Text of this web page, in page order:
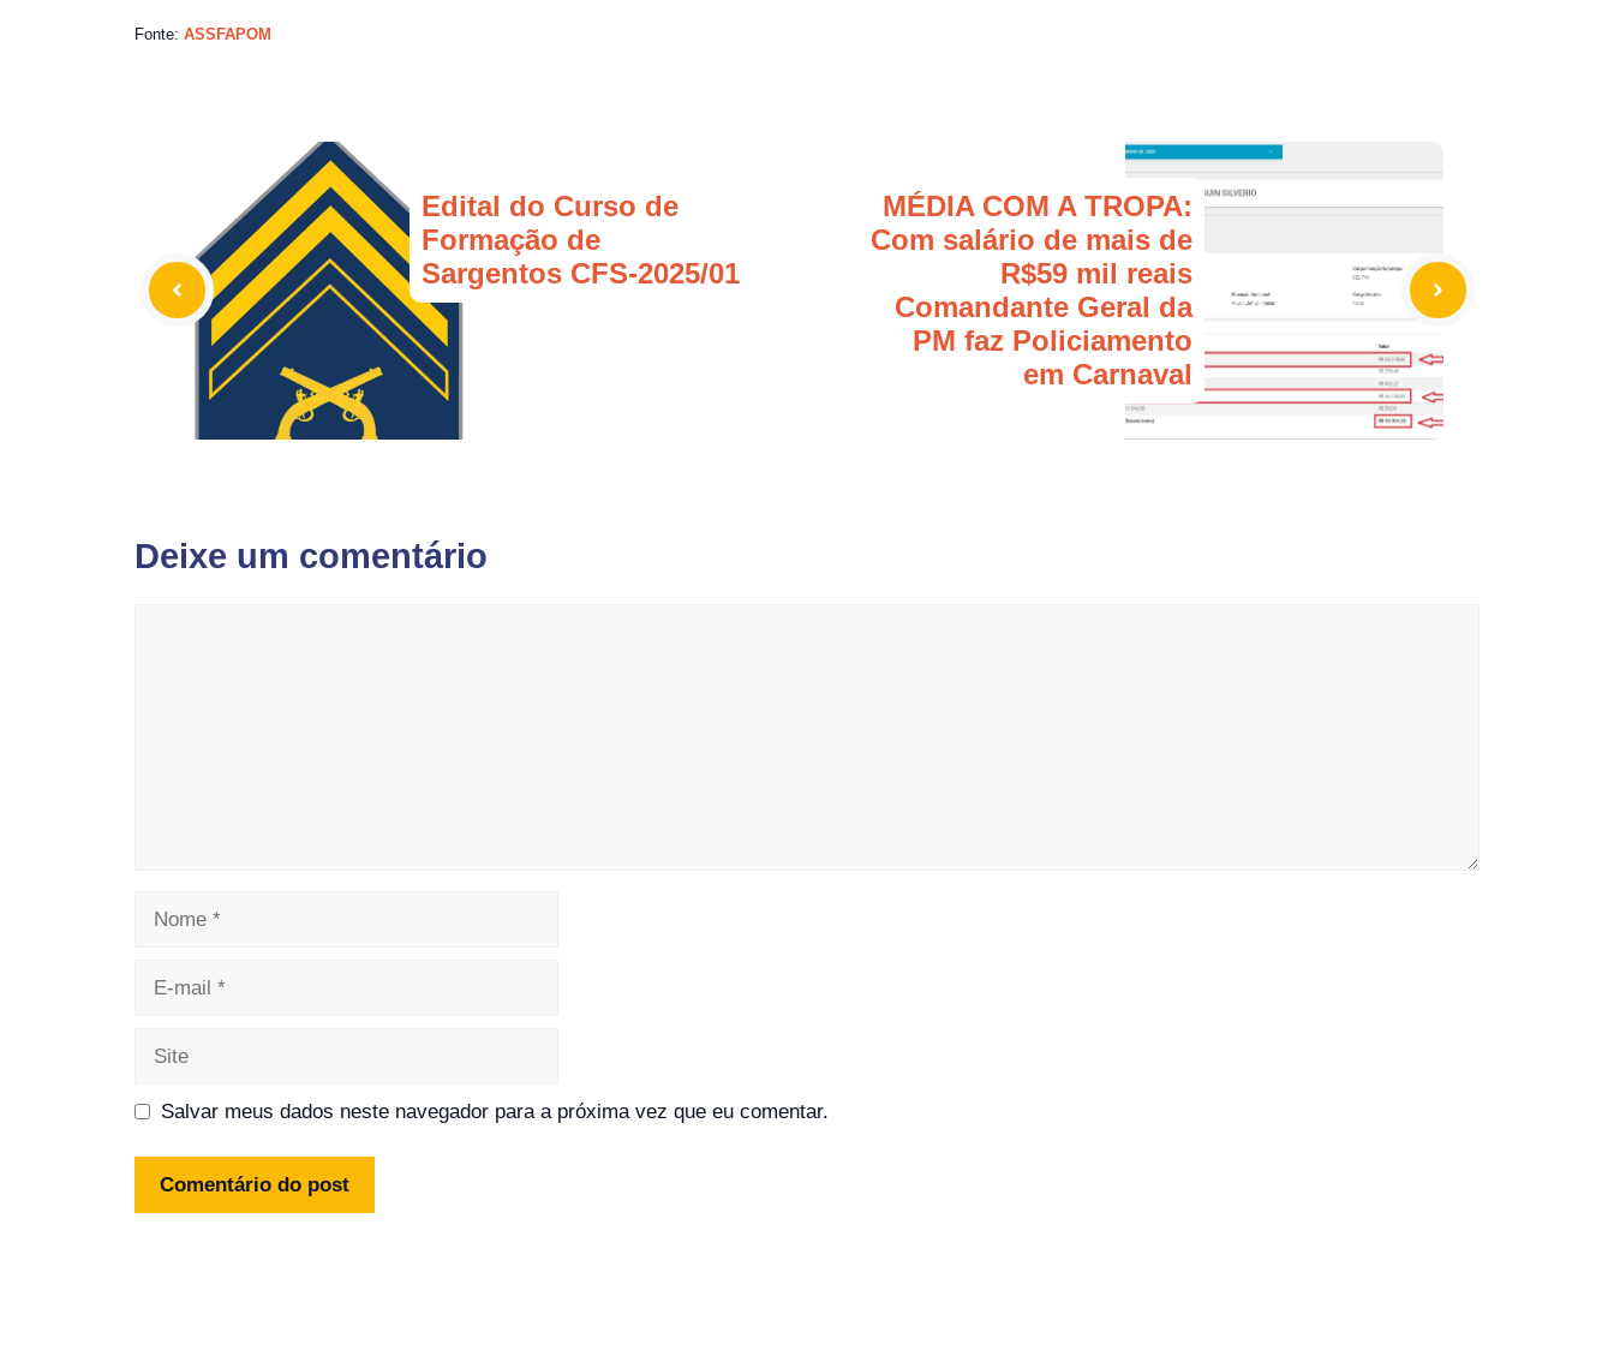
Fonte: ASSFAPOM
Edital do Curso de
Formação de
Sargentos CFS-2025/01
MÉDIA COM A TROPA:
Com salário de mais de
R$59 mil reais
Comandante Geral da
PM faz Policiamento
em Carnaval
Deixe um comentário
Salvar meus dados neste navegador para a próxima vez que eu comentar.